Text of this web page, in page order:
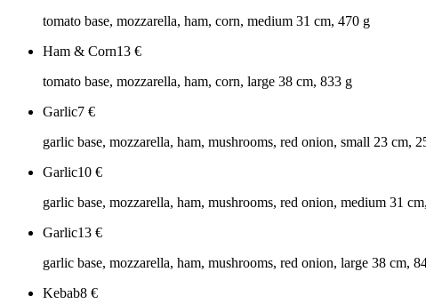
tomato base, mozzarella, ham, corn, medium 31 cm, 470 g
Ham & Corn13 €
tomato base, mozzarella, ham, corn, large 38 cm, 833 g
Garlic7 €
garlic base, mozzarella, ham, mushrooms, red onion, small 23 cm,
Garlic10 €
garlic base, mozzarella, ham, mushrooms, red onion, medium 31
Garlic13 €
garlic base, mozzarella, ham, mushrooms, red onion, large 38 cm,
Kebab8 €